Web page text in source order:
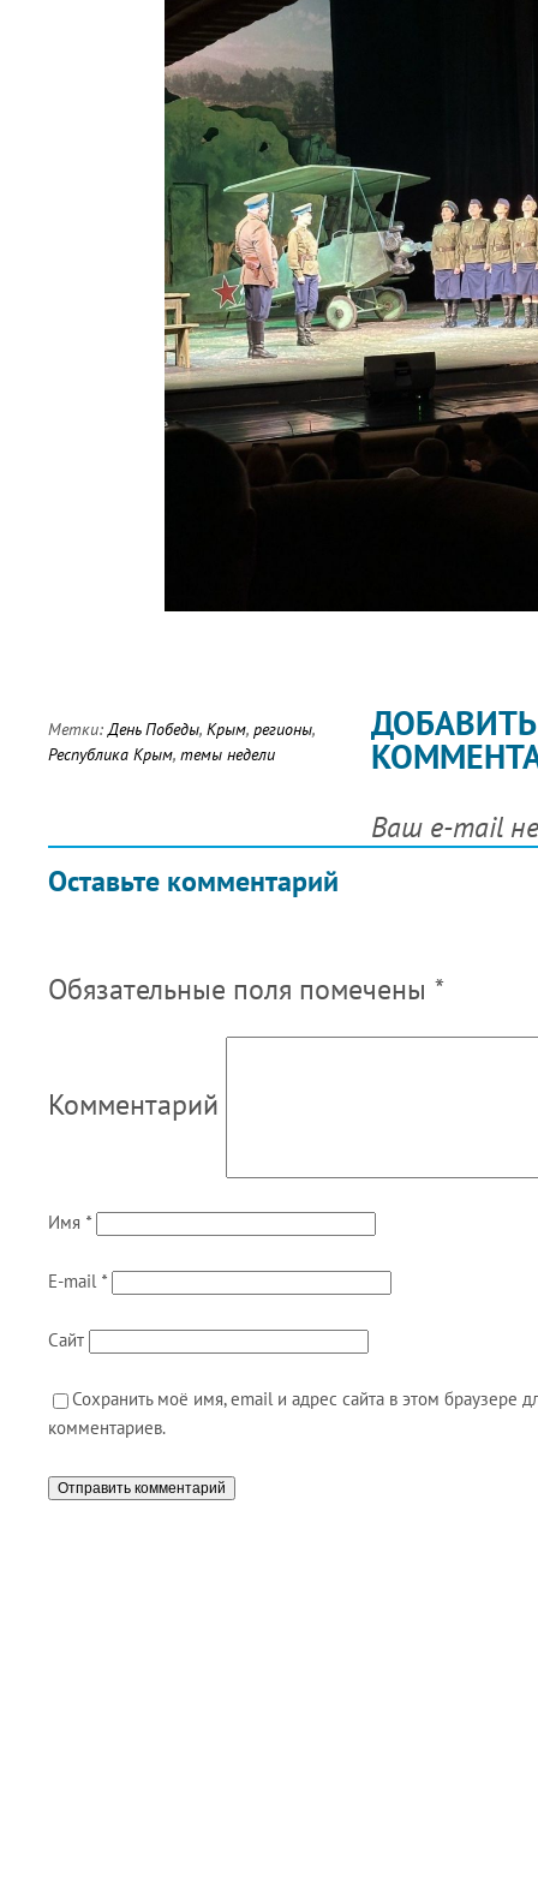
Метки:День Победы, Крым, регионы,
Республика Крым, темы недели
Оставьте комментарий
ДОБАВИТЬ
Ваш e-mail
Обязательные поля помечены *
Комментарий
Имя *
E-mail *
Сайт
Сохранить моё имя, email и адрес сайта в этом браузере
комментариев.